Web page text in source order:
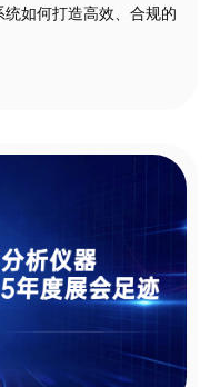
如何打造高效、合规的